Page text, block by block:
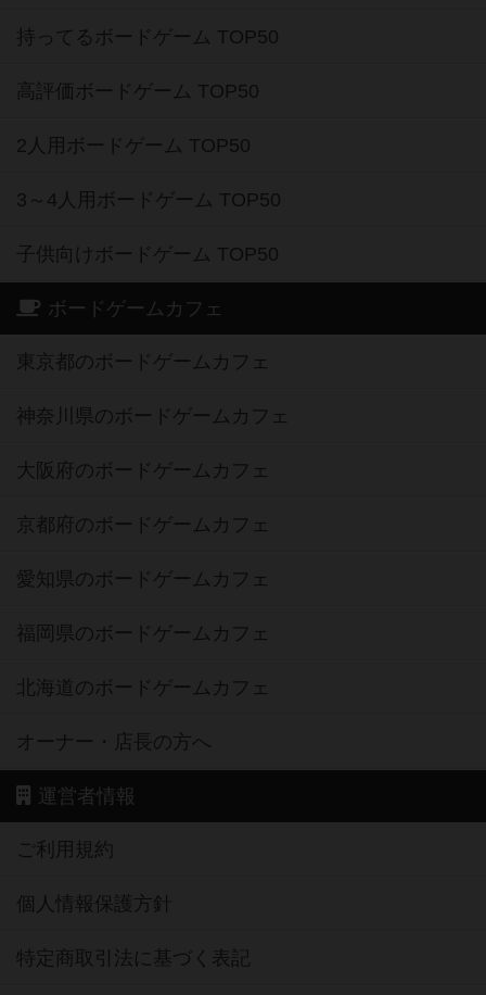
持ってるボードゲーム TOP50
高評価ボードゲーム TOP50
2人用ボードゲーム TOP50
3～4人用ボードゲーム TOP50
子供向けボードゲーム TOP50
ボードゲームカフェ
東京都のボードゲームカフェ
神奈川県のボードゲームカフェ
大阪府のボードゲームカフェ
京都府のボードゲームカフェ
愛知県のボードゲームカフェ
福岡県のボードゲームカフェ
北海道のボードゲームカフェ
オーナー・店長の方へ
運営者情報
ご利用規約
個人情報保護方針
特定商取引法に基づく表記